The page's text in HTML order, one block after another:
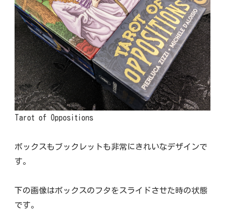
Tarot of Oppositions
ボックスもブックレットも非常にきれいなデザインで
す。
下の画像はボックスのフタをスライドさせた時の状態
です。